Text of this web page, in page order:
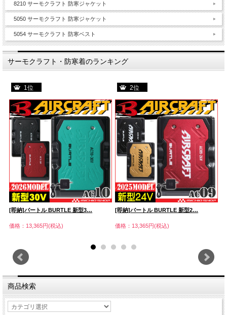
8210 サーモクラフト 防寒ジャケット
5050 サーモクラフト 防寒ジャケット
5054 サーモクラフト 防寒ベスト
サーモクラフト・防寒着のランキング
1位
[即納]バートル BURTLE 新型3…
価格：13,365円(税込)
2位
[即納]バートル BURTLE 新型2…
価格：13,365円(税込)
商品検索